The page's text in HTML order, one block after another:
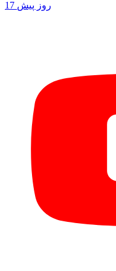
17 روز پیش